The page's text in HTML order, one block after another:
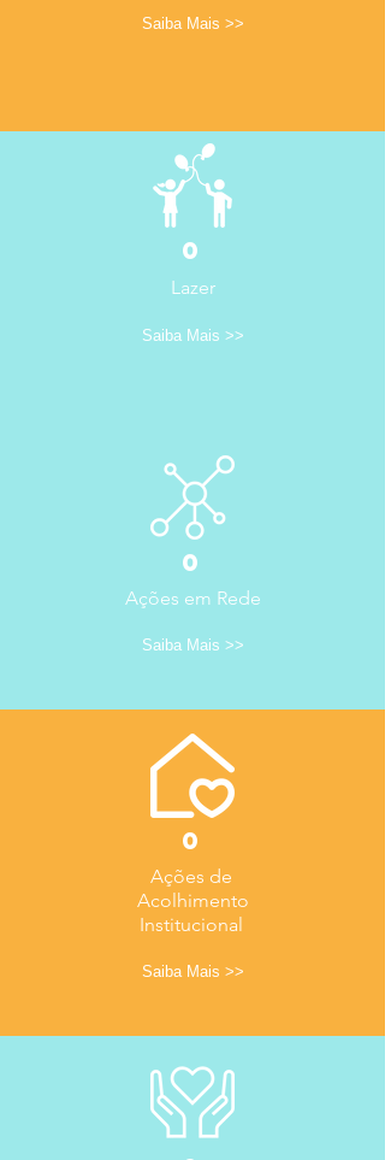
Saiba Mais >>
0
Lazer
Saiba Mais >>
0
Ações em Rede
Saiba Mais >>
0
Ações de
Acolhimento
Institucional
Saiba Mais >>